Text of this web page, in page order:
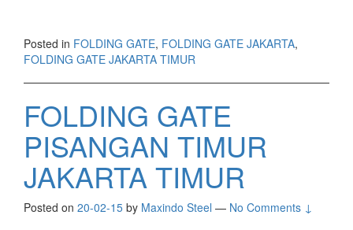
Posted in FOLDING GATE, FOLDING GATE JAKARTA,
FOLDING GATE JAKARTA TIMUR
FOLDING GATE
PISANGAN TIMUR
JAKARTA TIMUR
Posted on 20-02-15 by Maxindo Steel — No Comments ↓